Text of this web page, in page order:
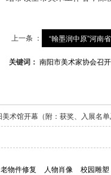
上一条 ： “翰墨润中原”河南
关键词： 南阳市美术家协会召
老物件修复 人物肖像 校园雕塑